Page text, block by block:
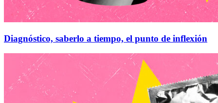
Diagnóstico, saberlo a tiempo, el punto de inflexión